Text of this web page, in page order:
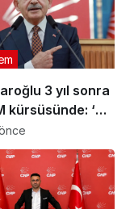
3 yıl sonra
kürsüsünde: ‘Biz
bilmeyiz’